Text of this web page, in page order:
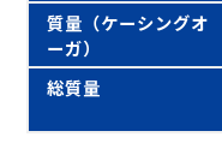
質量（ケーシングオ
ーガ）
総質量